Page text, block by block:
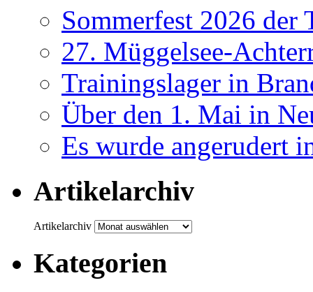
Sommerfest 2026 der
27. Müggelsee-
Trainingslager in
Über den 1. Mai in
Es wurde angerudert
Artikelarchiv
Artikelarchiv
Kategorien